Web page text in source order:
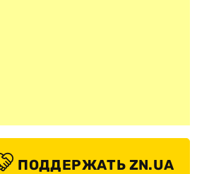
ПОДДЕРЖАТЬ ZN.UA